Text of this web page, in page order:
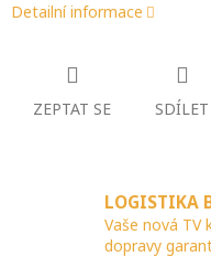
Detailní informace
ZEPTAT SE SDÍLET
LOGISTIKA
Vaše nová TV
dopravy